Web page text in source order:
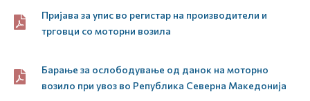
Е-Царина
Контакт
Пријава за упис во регистар на производители и
трговци со моторни возила
Барање за ослободување од данок на моторно
возило при увоз во Република Северна Македонија